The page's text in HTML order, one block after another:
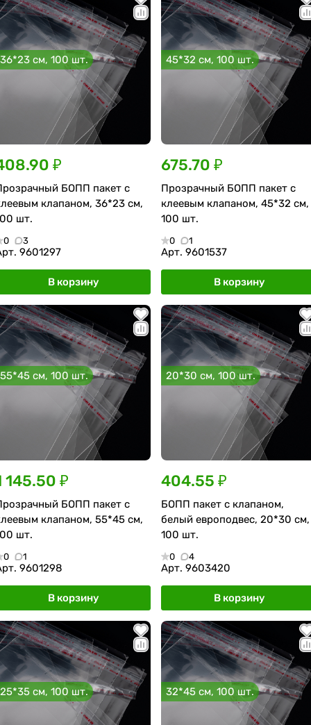
36*23 см, 100 шт.
₽
БОПП пакет с
клапаном, 36*23 см,
шт.
0 3
9601297
В корзину
45*32 см, 100 шт.
675.70 ₽
Прозрачный БОПП пакет с
клеевым клапаном, 45*32 см,
100 шт.
0 1
Арт. 9601537
В корзину
55*45 см, 100 шт.
145.50 ₽
БОПП пакет с
клапаном, 55*45 см,
шт.
0 1
9601298
В корзину
20*30 см, 100 шт.
404.55 ₽
БОПП пакет с клапаном,
белый европодвес, 20*30 см,
100 шт.
0 4
Арт. 9603420
В корзину
25*35 см, 100 шт. 32*45 см, 100 шт.